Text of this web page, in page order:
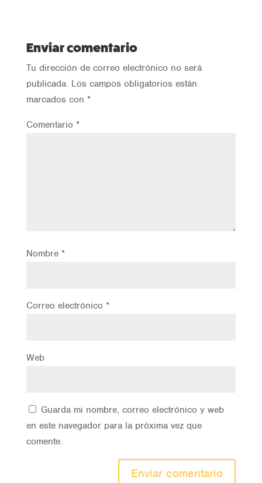
Enviar comentario
Tu dirección de correo electrónico no será
publicada. Los campos obligatorios están
marcados con *
Comentario *
Nombre *
Correo electrónico *
Web
Guarda mi nombre, correo electrónico y web
en este navegador para la próxima vez que
comente.